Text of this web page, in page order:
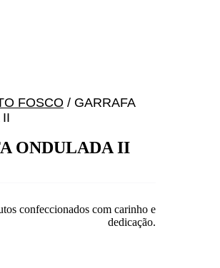
FOSCO / GARRAFA
ONDULADA II
confeccionados com carinho e
dedicação.